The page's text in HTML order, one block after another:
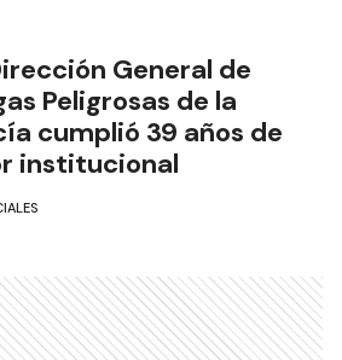
General de
Peligrosas de la
cumplió 39 años de
institucional